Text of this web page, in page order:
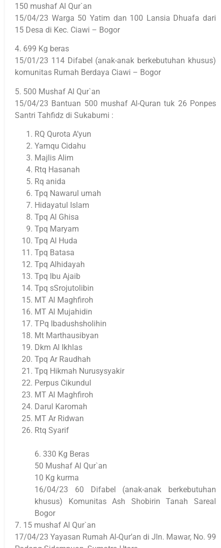
150 mushaf Al Qur`an
15/04/23 Warga 50 Yatim dan 100 Lansia Dhuafa dari
15 Desa di Kec. Ciawi – Bogor
4. 699 Kg beras
15/01/23 114 Difabel (anak-anak berkebutuhan khusus)
komunitas Rumah Berdaya Ciawi – Bogor
5. 500 Mushaf Al Qur`an
15/04/23 Bantuan 500 mushaf Al-Quran tuk 26 Ponpes
Santri Tahfidz di Sukabumi :
RQ Qurota A’yun
Yamqu Cidahu
Majlis Alim
Rtq Hasanah
Rq anida
Tpq Nawarul umah
Hidayatul Islam
Tpq Al Ghisa
Tpq Maryam
Tpq Al Huda
Tpq Batasa
Tpq Alhidayah
Tpq Ibu Ajaib
Tpq sSrojutolibin
MT Al Maghfiroh
MT Al Mujahidin
TPq Ibadushsholihin
Mt Marthausibyan
Dkm Al Ikhlas
Tpq Ar Raudhah
Tpq Hikmah Nurusysyakir
Perpus Cikundul
MT Al Maghfiroh
Darul Karomah
MT Ar Ridwan
Rtq Syarif
6. 330 Kg Beras
50 Mushaf Al Qur`an
10 Kg kurma
16/04/23 60 Difabel (anak-anak berkebutuhan
khusus) Komunitas Ash Shobirin Tanah Sareal
Bogor
7. 15 mushaf Al Qur`an
17/04/23 Yayasan Rumah Al-Qur’an di Jln. Mawar, No. 99